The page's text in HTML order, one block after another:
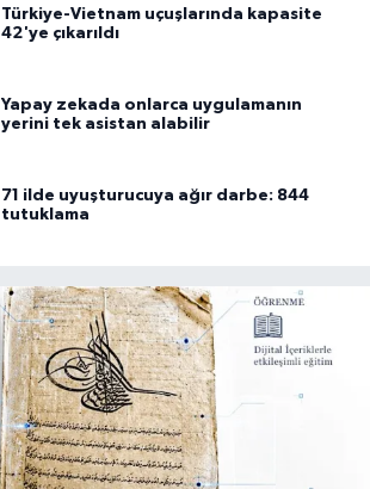
Türkiye-Vietnam uçuşlarında kapasite
42'ye çıkarıldı
Yapay zekada onlarca uygulamanın
yerini tek asistan alabilir
71 ilde uyuşturucuya ağır darbe: 844
tutuklama